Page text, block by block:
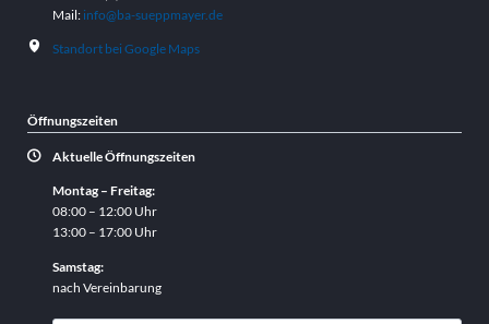
Mail: info@ba-sueppmayer.de
Standort bei Google Maps
Öffnungszeiten
Aktuelle Öffnungszeiten
Montag – Freitag:
08:00 – 12:00 Uhr
13:00 – 17:00 Uhr
Samstag:
nach Vereinbarung